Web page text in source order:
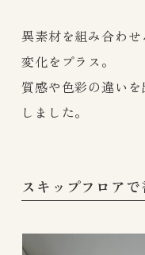
異素材を組み合わ
変化をプラス。
質感や色彩の違い
しました。
スキップフロア